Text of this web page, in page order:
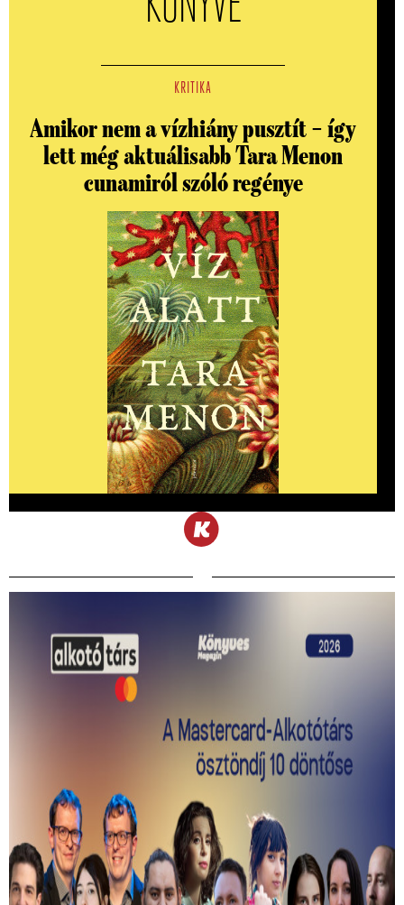
KRITIKA
Amikor nem a vízhiány pusztít – így
lett még aktuálisabb Tara Menon
cunamiról szóló regénye
Kiválasztották a 2026-os Mastercard -
Alkotótárs ösztöndíj 10 döntősét!